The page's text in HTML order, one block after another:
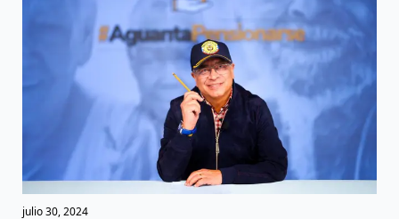
julio 30, 2024